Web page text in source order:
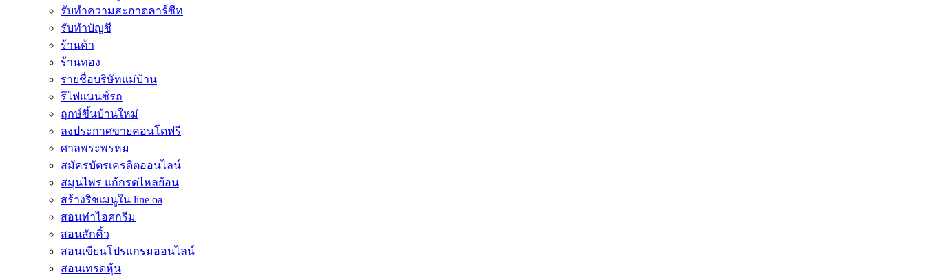
รับทำความสะอาดคาร์ซีท
รับทำบัญชี
ร้านค้า
ร้านทอง
รายชื่อบริษัทแม่บ้าน
รีไฟแนนซ์รถ
ฤกษ์ขึ้นบ้านใหม่
ลงประกาศขายคอนโดฟรี
ศาลพระพรหม
สมัครบัตรเครดิตออนไลน์
สมุนไพร แก้กรดไหลย้อน
สร้างริชเมนูใน line oa
สอนทำไอศกรีม
สอนสักคิ้ว
สอนเขียนโปรแกรมออนไลน์
สอนเทรดหุ้น